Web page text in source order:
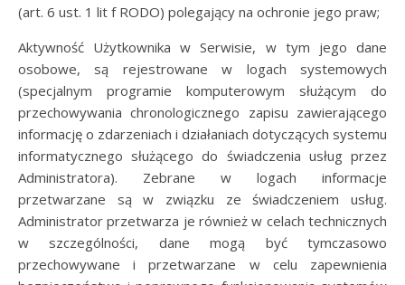
(art. 6 ust. 1 lit f RODO) polegający na ochronie jego praw;
Aktywność Użytkownika w Serwisie, w tym jego dane
osobowe, są rejestrowane w logach systemowych
(specjalnym programie komputerowym służącym do
przechowywania chronologicznego zapisu zawierającego
informację o zdarzeniach i działaniach dotyczących systemu
informatycznego służącego do świadczenia usług przez
Administratora). Zebrane w logach informacje
przetwarzane są w związku ze świadczeniem usług.
Administrator przetwarza je również w celach technicznych
w szczególności, dane mogą być tymczasowo
przechowywane i przetwarzane w celu zapewnienia